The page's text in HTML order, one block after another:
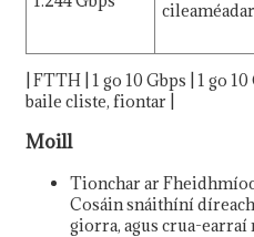
cileaméadar
| FTTH | 1 go 10 Gbps | 1 go
baile cliste, fiontar |
Moill
Tionchar ar
Cosáin snáithíní
giorra, agus crua-